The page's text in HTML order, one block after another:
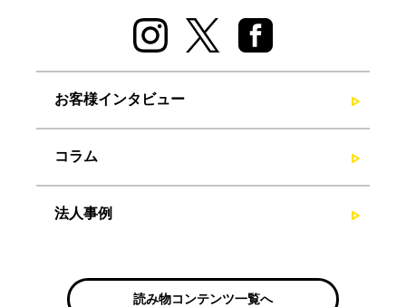
お客様インタビュー
コラム
法人事例
読み物コンテンツ一覧へ